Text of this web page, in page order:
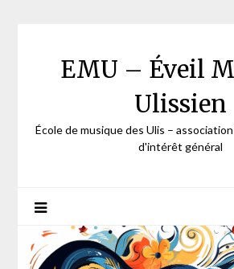
EMU – Éveil
Ulissien
École de musique des Ulis –
d'intérêt général